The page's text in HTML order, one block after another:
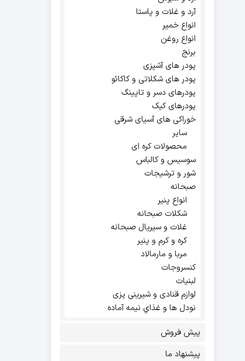
آرد و غلات و پاستا
انواع خمیر
انواع روغن
برنج
پودر های آشپزی
پودر های شکلاتی و کاکائو
پودرهای دسر و تاپینگ
پودرهای کیک
خوراکی های آسیای شرقی
سایر
محصولات کره ای
سوسیس و کالباس
شور و ترشیجات
صبحانه
انواع پنیر
شکلات صبحانه
غلات و سیریال صبحانه
کره و کرم و پنیر
مربا و مارمالاد
کنسروجات
لبنیات
لوازم قنادی و شیرینی پزی
نودل ها و غذاي نيمه آماده
پیش فروش
پیشنهاد ما